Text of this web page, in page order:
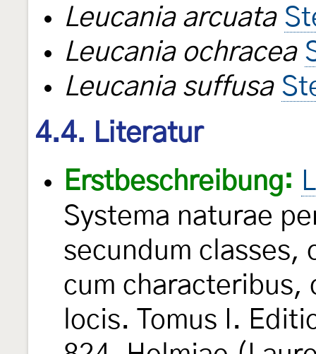
Leucania arcuata
Leucania ochracea
Leucania suffusa
4.4. Literatur
Erstbeschreibung:
Systema naturae
secundum classes,
cum characteribus,
locis. Tomus I.